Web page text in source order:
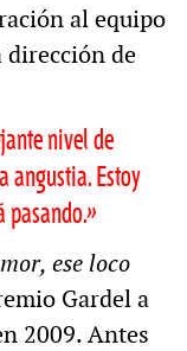
al equipo
dirección de
nivel de
angustia. Estoy
pasando.»
ese loco
Gardel a
2009. Antes